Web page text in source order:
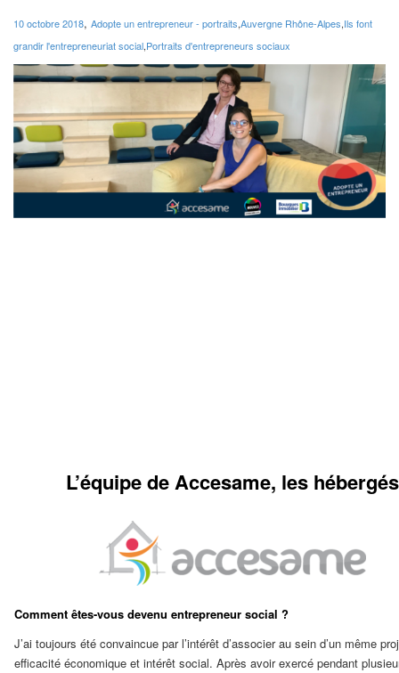
10 octobre 2018, Adopte un entrepreneur - portraits,Auvergne Rhône-Alpes,Ils font
grandir l'entrepreneuriat social,Portraits d'entrepreneurs sociaux
L’équipe de Accesame, les hébergés
Comment êtes-vous devenu entrepreneur social ?
J’ai toujours été convaincue par l’intérêt d’associer au sein d’un même
efficacité économique et intérêt social. Après avoir exercé pendant